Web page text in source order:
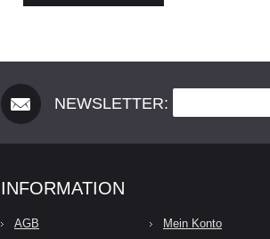
NEWSLETTER:
INFORMATION
AGB
Mein Konto